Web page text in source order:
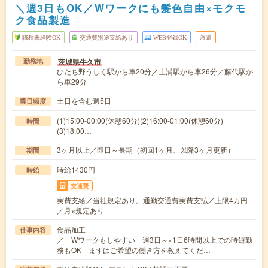
＼週3日もOK／Wワークにも髪色自由×モクモ
ク食品製造
職種未経験OK 交通費別途支給あり WEB登録OK 派遣
勤務地 茨城県牛久市
ひたち野うしく駅から車20分／土浦駅から車26分／藤代駅か
ら車29分
曜日頻度 土日を含む週5日
時間
(1)15:00-00:00(休憩60分)(2)16:00-01:00(休憩60分)
(3)18:00…
期間 3ヶ月以上／即日～長期（初回1ヶ月、以降3ヶ月更新）
時給 時給1430円
交通費
実費支給／当社規定あり。通勤交通費実費支払／上限4万円
／月※規定あり
仕事内容
食品加工
／ Wワークもしやすい 週3日～×1日6時間以上での時短勤
務もOK まずはご希望の働き方を教えてくだ…